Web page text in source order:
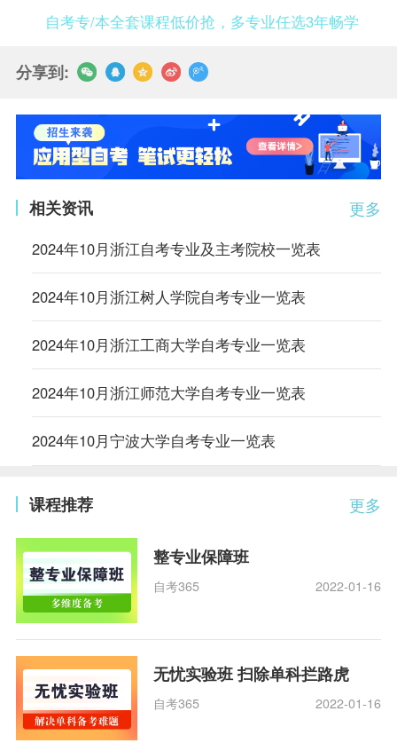
自考专/本全套课程低价抢，多专业任选3年畅学
分享到:
更多
相关资讯
2024年10月浙江自考专业及主考院校一览表
2024年10月浙江树人学院自考专业一览表
2024年10月浙江工商大学自考专业一览表
2024年10月浙江师范大学自考专业一览表
2024年10月宁波大学自考专业一览表
更多
课程推荐
整专业保障班
自考365 2022-01-16
无忧实验班 扫除单科拦路虎
自考365 2022-01-16